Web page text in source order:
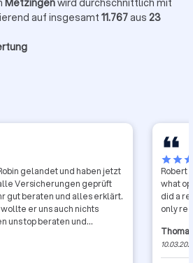
Metzingenwird durchschnittlich mit
auf insgesamt 11.767aus 23
gelandet und haben jetzt
Versicherungen geprüft
gut beraten und alles erklärt.
er uns auch nichts
uns top beraten und
starstar
Robert
what
did a
only